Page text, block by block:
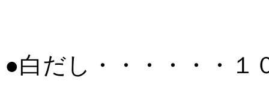
●白だし・・・・・・１